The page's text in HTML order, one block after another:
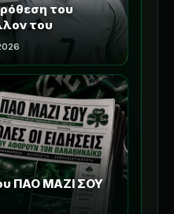
του
του
ΠΑΟ ΜΑΖΙ ΣΟΥ